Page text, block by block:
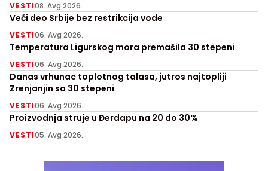
VESTI08. Avg 2026.
Veći deo Srbije bez restrikcija vode
VESTI06. Avg 2026.
Temperatura Ligurskog mora premašila 30 stepeni
VESTI06. Avg 2026.
Danas vrhunac toplotnog talasa, jutros najtopliji
Zrenjanjin sa 30 stepeni
VESTI06. Avg 2026.
Proizvodnja struje u Đerdapu na 20 do 30%
VESTI05. Avg 2026.